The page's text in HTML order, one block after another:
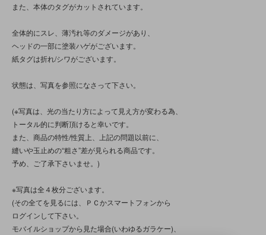
また、本体のタグがカットされています。
全体的にスレ、薄汚れ等のダメージがあり、
ヘッドの一部に塗装ハゲがございます。
紙タグは折れ/シワがございます。
状態は、写真を参照になさって下さい。
(※写真は、光の当たり方によって見え方が変わる為、
トータル的に判断頂けると幸いです。
また、商品の特性/性質上、上記の問題以前に、
縫いや玉止めの“粗さ”差が見られる商品です。
予め、ご了承下さいませ。)
※写真は全４枚分ございます。
(その全てを見るには、ＰＣかスマートフォンから
ログインして下さい。
モバイルショップから見た場合(いわゆるガラケー)、